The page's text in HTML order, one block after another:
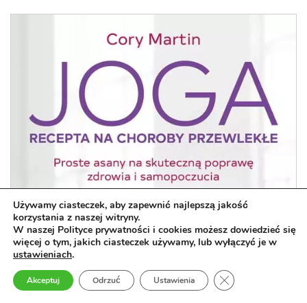
Używamy ciasteczek, aby zapewnić najlepszą jakość
korzystania z naszej witryny.
W naszej Polityce prywatności i cookies możesz dowiedzieć się
więcej o tym, jakich ciasteczek używamy, lub wyłączyć je w
ustawieniach.
Akceptuj Odrzuć Ustawienia Zamknij panel